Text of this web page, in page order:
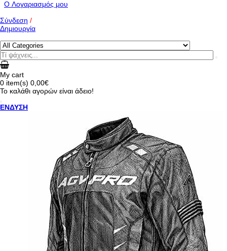
O Λογαριασμός μου
Σύνδεση /
Δημιουργία
My cart
0 item(s) 0,00€
Το καλάθι αγορών είναι άδειο!
ΕΝΔΥΣΗ